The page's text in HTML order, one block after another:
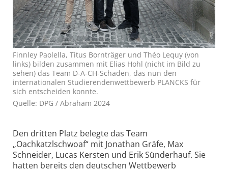
Finnley Paolella, Titus Bornträger und Théo Lequy (von
links) bilden zusammen mit Elias Hohl (nicht im Bild zu
sehen) das Team D-A-CH-Schaden, das nun den
internationalen Studierendenwettbewerb PLANCKS für
sich entscheiden konnte.
Quelle: DPG / Abraham 2024
Den dritten Platz belegte das Team
„Oachkatzlschwoaf“ mit Jonathan Gräfe, Max
Schneider, Lucas Kersten und Erik Sünderhauf. Sie
hatten bereits den deutschen Wettbewerb